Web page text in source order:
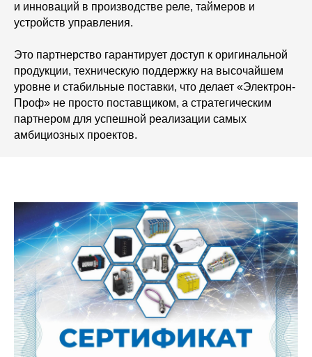
и инноваций в производстве реле, таймеров и
устройств управления.
Это партнерство гарантирует доступ к оригинальной
продукции, техническую поддержку на высочайшем
уровне и стабильные поставки, что делает «Электрон-
Проф» не просто поставщиком, а стратегическим
партнером для успешной реализации самых
амбициозных проектов.